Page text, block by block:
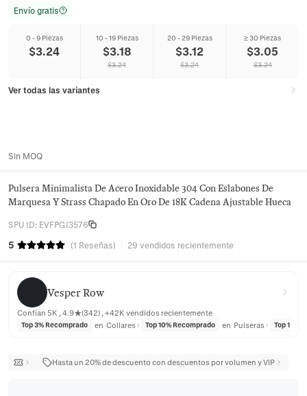
Envío gratis
0 - 9 Piezas
$3.24
10 - 19 Piezas
$3.18
$3.24
20 - 29 Piezas
$3.12
$3.24
≥ 30 Piezas
$3.05
$3.24
Ver todas las variantes
Sin MOQ
Pulsera Minimalista De Acero Inoxidable 304 Con Eslabones De
Marquesa Y Strass Chapado En Oro De 18K Cadena Ajustable Hueca
SPU ID: EVFPGJ3576
5 (1 Reseñas) 29 vendidos recientemente
Vesper Row
Vesper Row
Confían 5K , 4.9★(342) , +42K vendidos recientemente
Top 3% Recomprado en Collares Top 10% Recomprado en Pulseras Top 10%
Hasta un 20% de descuento con descuentos por volumen y VIP